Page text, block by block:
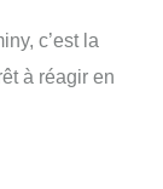
c’est la
à réagir en